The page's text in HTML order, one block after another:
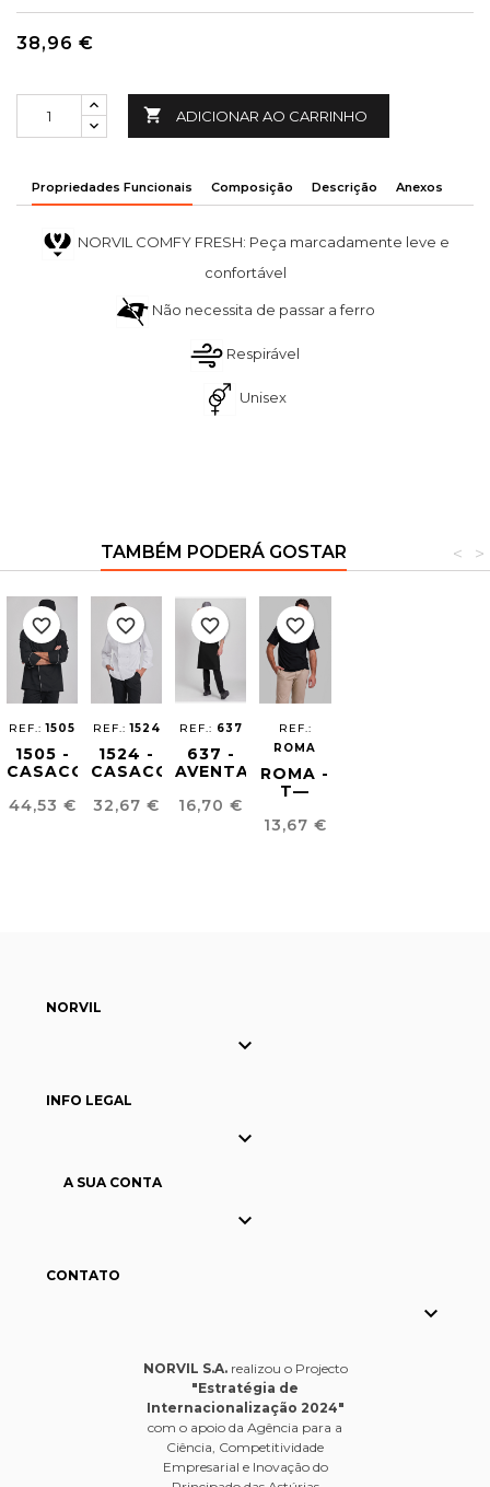
38,96 €
 ADICIONAR AO CARRINHO
Propriedades Funcionais Composição Descrição Anexos
NORVIL COMFY FRESH: Peça marcadamente leve e
confortável
Não necessita de passar a ferro
Respirável
Unisex
TAMBÉM PODERÁ GOSTAR >
<
REF.:1505
1505 -
CASACO
ETON
Preço
44,53 €
favorite_border
REF.:1524
1524 -
CASACO
LEGRAND
Preço
32,67 €
favorite_border
REF.: 637
637 -
AVENTAL
ROAD
Preço
16,70 €
favorite_border
REF.:
ROMA
ROMA -
T—
BÁSICA
Preço
13,67 €
favorite_border
NORVIL

INFO LEGAL

A SUA CONTA

CONTATO

NORVIL S.A.realizou o Projecto
"Estratégia de
Internacionalização 2024"
com o apoio da Agência para a
Ciência, Competitividade
Empresarial e Inovação do